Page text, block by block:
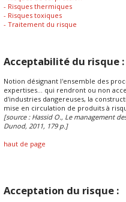
- Risques thermiques
- Risques toxiques
- Traitement du risque
Acceptabilité du risque :
Notion désignant l'ensemble des
expertises... qui rendront ou non
d'industries dangereuses, la
mise en circulation de produits à
[source : Hassid O., Le management
Dunod, 2011, 179 p.]
haut de page
Acceptation du risque :